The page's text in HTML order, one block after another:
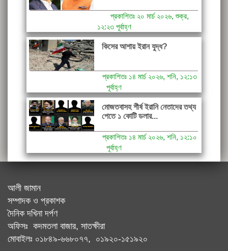
প্রকাশিতঃ ২০ মার্চ ২০২৬, শুক্র,
১২:২৩ পূর্বাহ্ণ
কিসের আশায় ইরান যুদ্ধ?
প্রকাশিতঃ ১৪ মার্চ ২০২৬, শনি, ১২:১৩
পূর্বাহ্ণ
মোজতবাসহ শীর্ষ ইরানি নেতাদের তথ্য
পেতে ১ কোটি ডলার...
প্রকাশিতঃ ১৪ মার্চ ২০২৬, শনি, ১২:১০
পূর্বাহ্ণ
আলী জামান
সম্পাদক ও প্রকাশক
দৈনিক দখিনা দর্পণ
অফিসঃ কদমতলা বাজার, সাতক্ষীরা
মোবাইলঃ ০১৮৪৯-৬৬৮০৭৭, ০১৯২০-১৫১৯২০